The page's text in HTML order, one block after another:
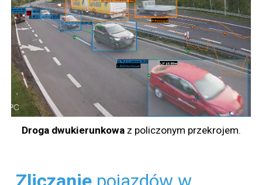
Droga dwukierunkowa z policzonym przekrojem.